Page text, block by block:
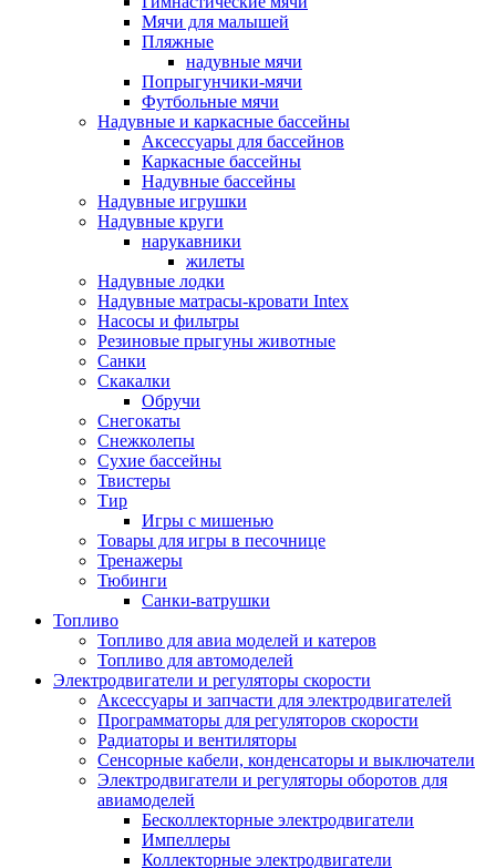
Мячи для малышей
Пляжные
надувные мячи
Попрыгунчики-мячи
Футбольные мячи
Надувные и каркасные бассейны
Аксессуары для бассейнов
Каркасные бассейны
Надувные бассейны
Надувные игрушки
Надувные круги
нарукавники
жилеты
Надувные лодки
Надувные матрасы-кровати Intex
Насосы и фильтры
Резиновые прыгуны животные
Санки
Скакалки
Обручи
Снегокаты
Снежколепы
Сухие бассейны
Твистеры
Тир
Игры с мишенью
Товары для игры в песочнице
Тренажеры
Тюбинги
Санки-ватрушки
Топливо
Топливо для авиа моделей и катеров
Топливо для автомоделей
Электродвигатели и регуляторы скорости
Аксессуары и запчасти для электродвигателей
Программаторы для регуляторов скорости
Радиаторы и вентиляторы
Сенсорные кабели, конденсаторы и выключатели
Электродвигатели и регуляторы оборотов для
авиамоделей
Бесколлекторные электродвигатели
Импеллеры
Коллекторные электродвигатели